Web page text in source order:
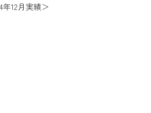
12月実績＞